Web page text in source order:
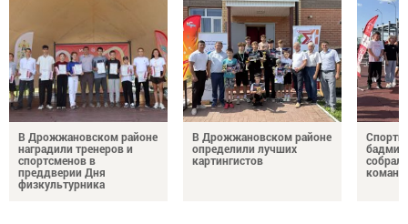
В Дрожжановском районе
наградили тренеров и
спортсменов в
преддверии Дня
физкультурника
В Дрожжановском районе
определили лучших
картингистов